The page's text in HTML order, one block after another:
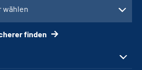
wählen
finden